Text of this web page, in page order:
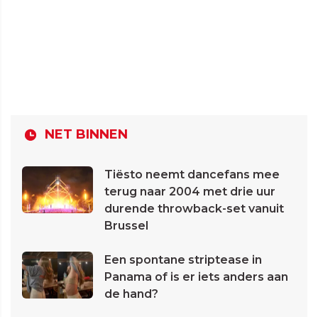
NET BINNEN
Tiësto neemt dancefans mee
terug naar 2004 met drie uur
durende throwback-set vanuit
Brussel
Een spontane striptease in
Panama of is er iets anders aan
de hand?